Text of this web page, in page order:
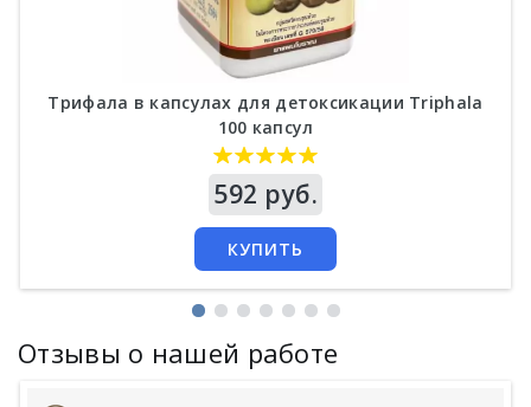
Трифала в капсулах для детоксикации Triphala
100 капсул
592 руб.
КУПИТЬ
Отзывы о нашей работе